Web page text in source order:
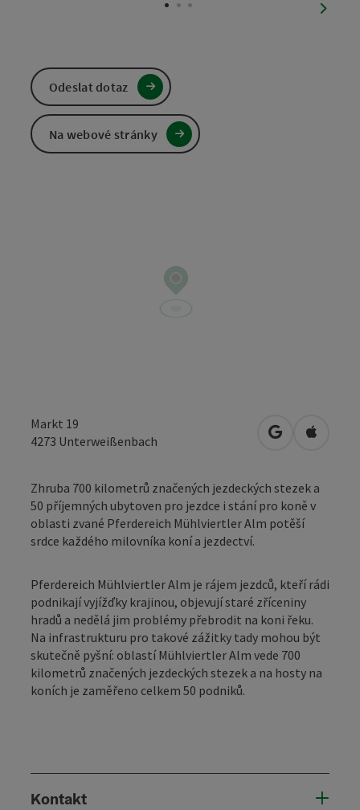
Markt 19
4273 Unterweißenbach Otevřít vOtevřít
Zhruba 700 kilometrů značených jezdeckých stezek a
50 příjemných ubytoven pro jezdce i stání pro koně v
oblasti zvané Pferdereich Mühlviertler Alm potěší
srdce každého milovníka koní a jezdectví.
Pferdereich Mühlviertler Alm je rájem jezdců, kteří rádi
podnikají vyjížďky krajinou, objevují staré zříceniny
hradů a nedělá jim problémy přebrodit na koni řeku.
Na infrastrukturu pro takové zážitky tady mohou být
skutečně pyšní: oblastí Mühlviertler Alm vede 700
kilometrů značených jezdeckých stezek a na hosty na
koních je zaměřeno celkem 50 podniků.
Kontakt
Odeslat dotaz
Na webové stránky